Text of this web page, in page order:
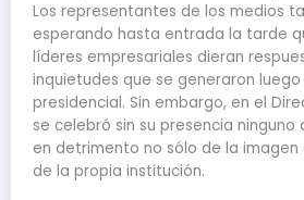
Los representantes de los medios
esperando hasta entrada la tarde
líderes empresariales dieran
inquietudes que se generaron
presidencial. Sin embargo, en el
se celebró sin su presencia ninguno
en detrimento no sólo de la imagen
de la propia institución.